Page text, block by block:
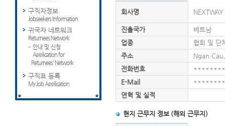
구직자정보
Jobseekers Information
귀국자 네트워크
Returnees Network
안내 및 신청
Application for
Returnees' Network
구직표 등록
My Job Application
회사명
진출국가
베트남
업종
협회 및 단
주소
Ngan
전화번호
E-Mail
연혁 및 실적
현지 근무지 정보 (해외 근무지)